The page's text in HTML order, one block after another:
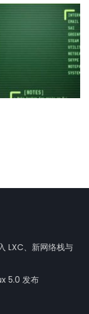
LXC、新网络栈与
5.0 发布